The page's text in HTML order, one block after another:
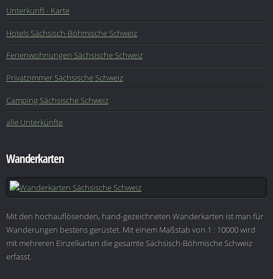
Unterkunft - Karte
Hotels Sächsisch-Böhmische Schweiz
Ferienwohnungen Sächsische Schweiz
Privatzimmer Sächsische Schweiz
Camping Sächsische Schweiz
alle Unterkünfte
Wanderkarten
Mit den hochauflösenden, hand-gezeichneten Wanderkarten ist man für
Wanderungen bestens gerüstet. Mit einem Maßstab von 1 : 10000 wird
mit mehreren Einzelkarten die gesamte Sächsisch-Böhmische Schweiz
erfasst.